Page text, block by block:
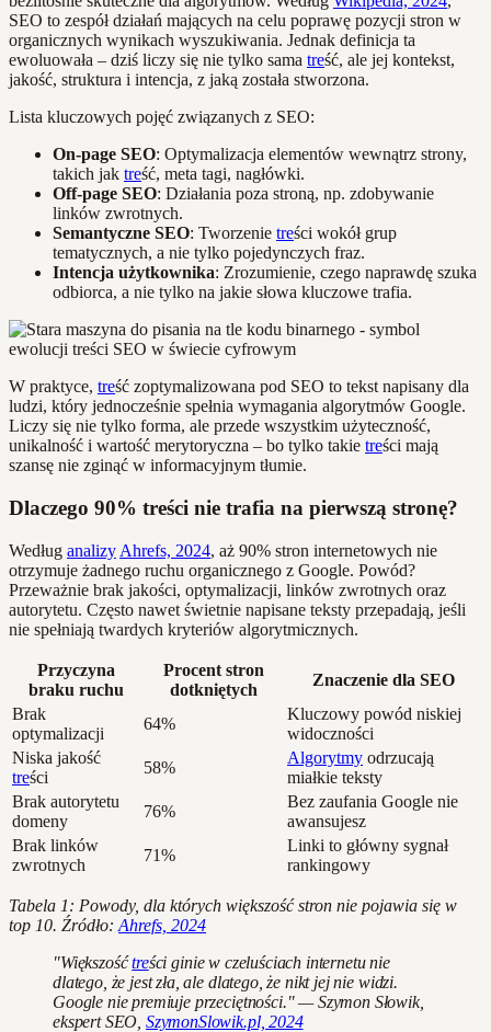
SEO to zespół działań mających na celu poprawę pozycji stron w
organicznych wynikach wyszukiwania. Jednak definicja ta
ewoluowała – dziś liczy się nie tylko sama treść, ale jej kontekst,
jakość, struktura i intencja, z jaką została stworzona.
Lista kluczowych pojęć związanych z SEO:
On-page SEO: Optymalizacja elementów wewnątrz strony,
takich jak treść, meta tagi, nagłówki.
Off-page SEO: Działania poza stroną, np. zdobywanie
linków zwrotnych.
Semantyczne SEO: Tworzenie treści wokół grup
tematycznych, a nie tylko pojedynczych fraz.
Intencja użytkownika: Zrozumienie, czego naprawdę szuka
odbiorca, a nie tylko na jakie słowa kluczowe trafia.
W praktyce, treść zoptymalizowana pod SEO to tekst napisany dla
ludzi, który jednocześnie spełnia wymagania algorytmów Google.
Liczy się nie tylko forma, ale przede wszystkim użyteczność,
unikalność i wartość merytoryczna – bo tylko takie treści mają
szansę nie zginąć w informacyjnym tłumie.
Dlaczego 90% treści nie trafia na pierwszą stronę?
Według analizy Ahrefs, 2024, aż 90% stron internetowych nie
otrzymuje żadnego ruchu organicznego z Google. Powód?
Przeważnie brak jakości, optymalizacji, linków zwrotnych oraz
autorytetu. Często nawet świetnie napisane teksty przepadają, jeśli
nie spełniają twardych kryteriów algorytmicznych.
Przyczyna
braku ruchu
Procent stron
dotkniętych
Znaczenie dla SEO
Brak
optymalizacji
64%
Kluczowy powód niskiej
widoczności
Niska jakość
treści
58%
Algorytmy odrzucają
miałkie teksty
Brak autorytetu
domeny
76%
Bez zaufania Google nie
awansujesz
Brak linków
zwrotnych
71%
Linki to główny sygnał
rankingowy
Tabela 1: Powody, dla których większość stron nie pojawia się w
top 10. Źródło: Ahrefs, 2024
"Większośćtreści ginie w czeluściach internetu nie
dlatego, że jest zła, ale dlatego, że nikt jej nie widzi.
Google nie premiuje przeciętności." — Szymon Słowik,
ekspert SEO, SzymonSlowik.pl, 2024